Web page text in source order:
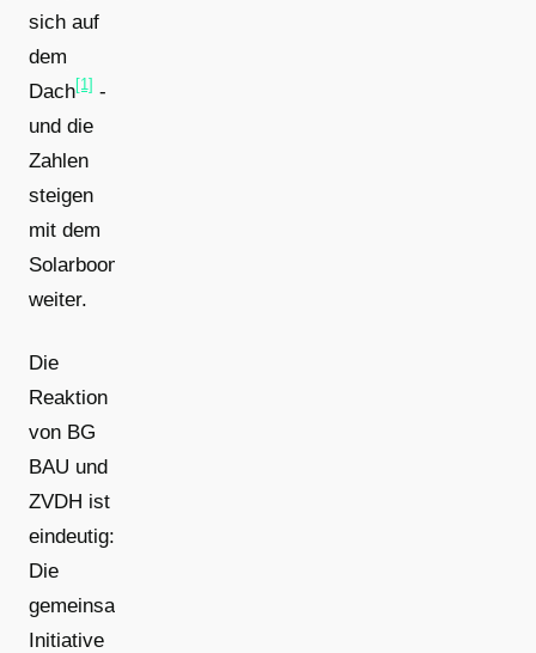
sich auf
dem
Dach[1] -
und die
Zahlen
steigen
mit dem
Solarboom
weiter.
Die
Reaktion
von BG
BAU und
ZVDH ist
eindeutig:
Die
gemeinsame
Initiative